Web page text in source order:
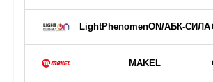
LightPhenomenON/АБК-СИЛА
MAKEL